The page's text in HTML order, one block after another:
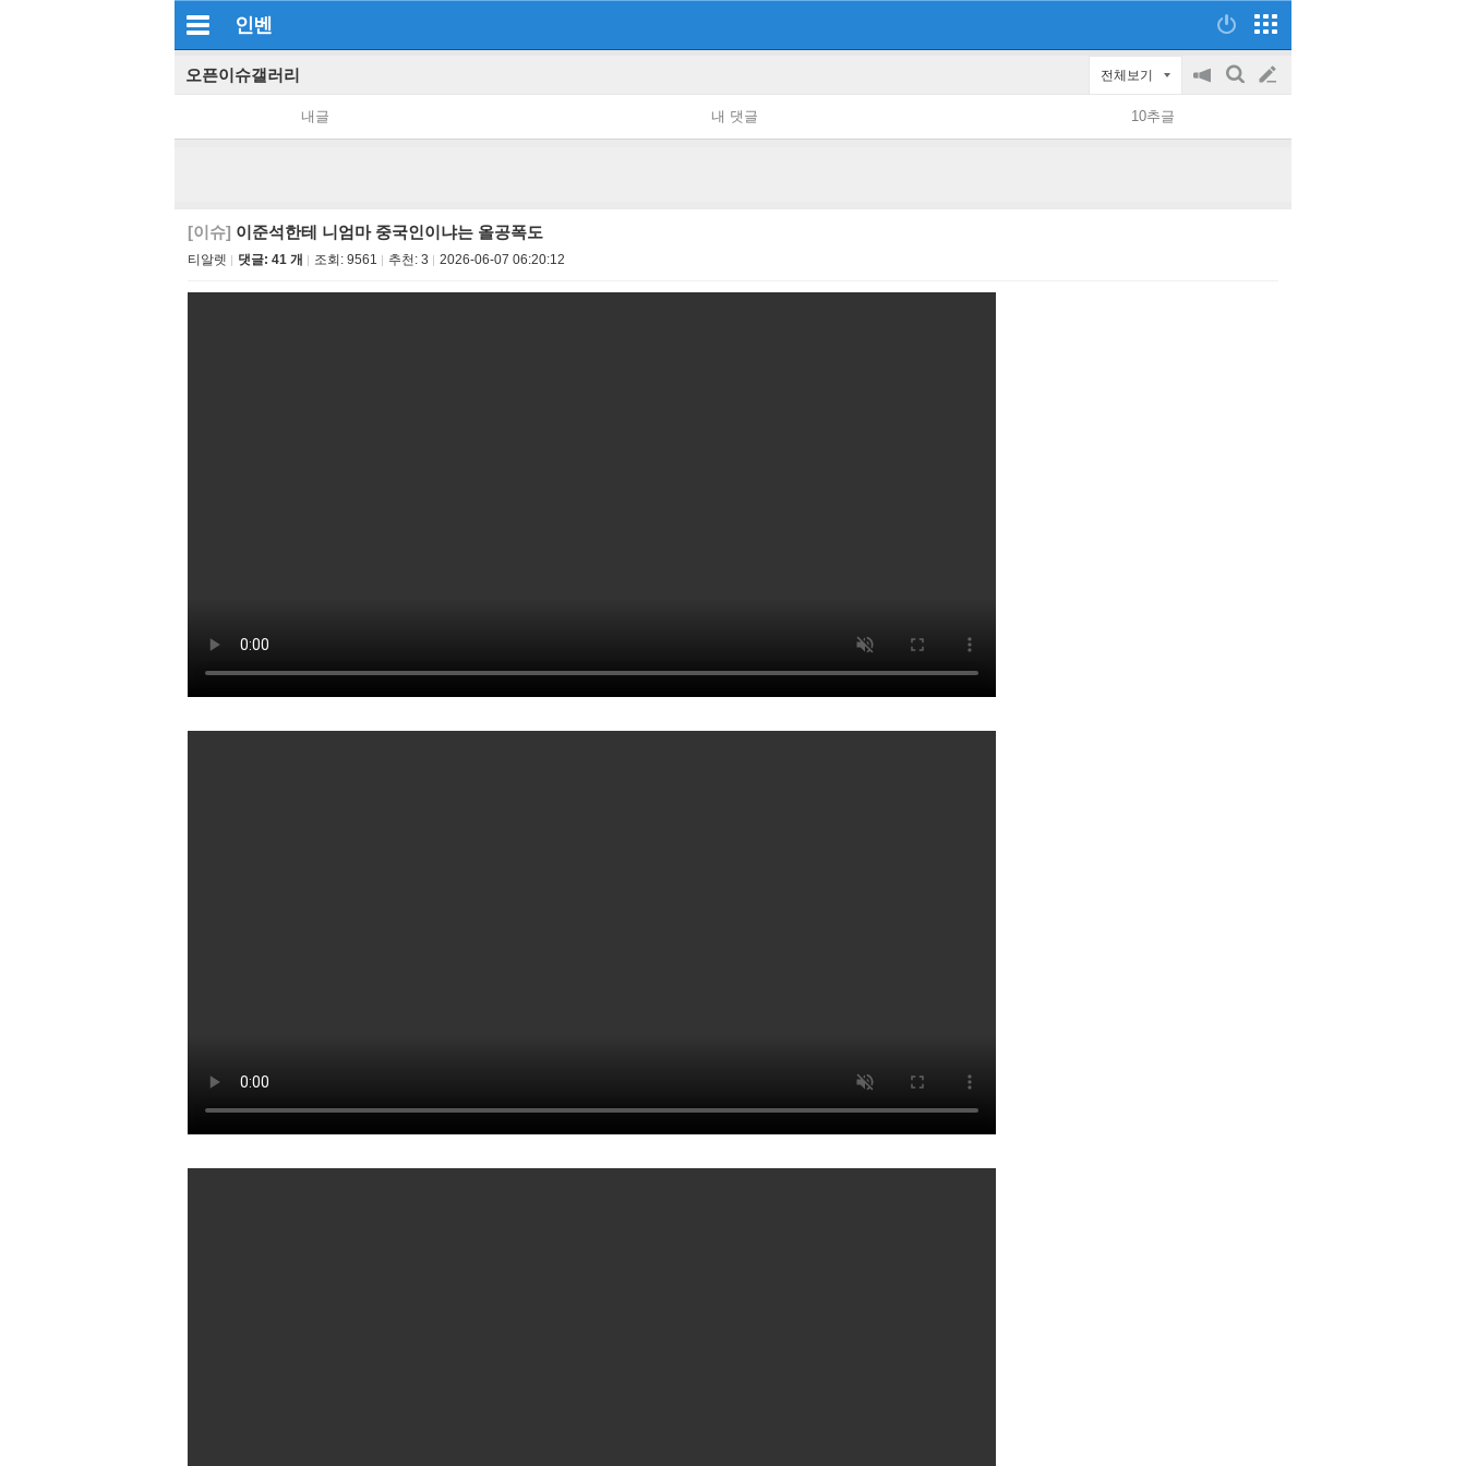
인벤
오픈이슈갤러리 전체보기
공
on/off
검
글
쓰
내글 내 댓글 10추글
[이슈] 이준석한테 니엄마 중국인이냐는 올공폭도
티알렛 댓글: 41 개 조회: 9561 추천: 3 2026-06-07 06:20:12